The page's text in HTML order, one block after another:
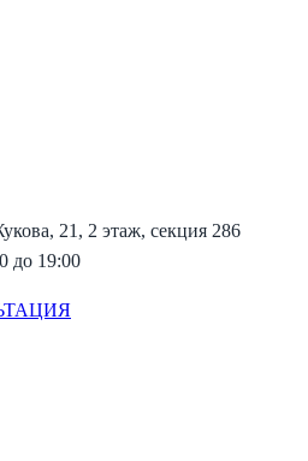
21, 2 этаж, секция 286
до 19:00